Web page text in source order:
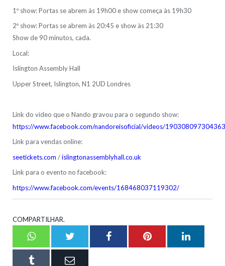
1º show: Portas se abrem às 19h00 e show começa às 19h30
2º show: Portas se abrem às 20:45 e show às 21:30
Show de 90 minutos, cada.
Local:
Islington Assembly Hall
Upper Street, Islington, N1 2UD Londres
Link do vídeo que o Nando gravou para o segundo show:
https://www.facebook.com/nandoreisoficial/videos/
Link para vendas online:
seetickets.com /islingtonassemblyhall.co.uk
Link para o evento no facebook:
https://www.facebook.com/events/168468037119302/
COMPARTILHAR.
WhatsappTwitter FacebookPinterest
Tumblr Email